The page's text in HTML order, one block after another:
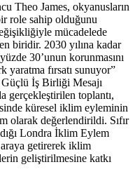
Theo James, okyanusların
role sahip olduğunu
mücadelede
biridir. 2030 yılına kadar
30’unun korunmasını
yaratma fırsatı sunuyor”
İş Birliği Mesajı
gerçekleştirilen toplantı,
küresel iklim eyleminin
olarak değerlendirildi. Sıfır
Londra İklim Eylem
getirerek iklim
geliştirilmesine katkı